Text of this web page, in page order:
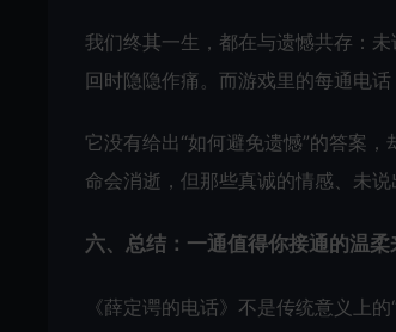
我们终其一生，都在与遗憾共存：
回时隐隐作痛。而游戏里的每通电
它没有给出“如何避免遗憾”的答案
命会消逝，但那些真诚的情感、未
六、总结：一通值得你接通的温柔
《薛定谔的电话》不是传统意义上